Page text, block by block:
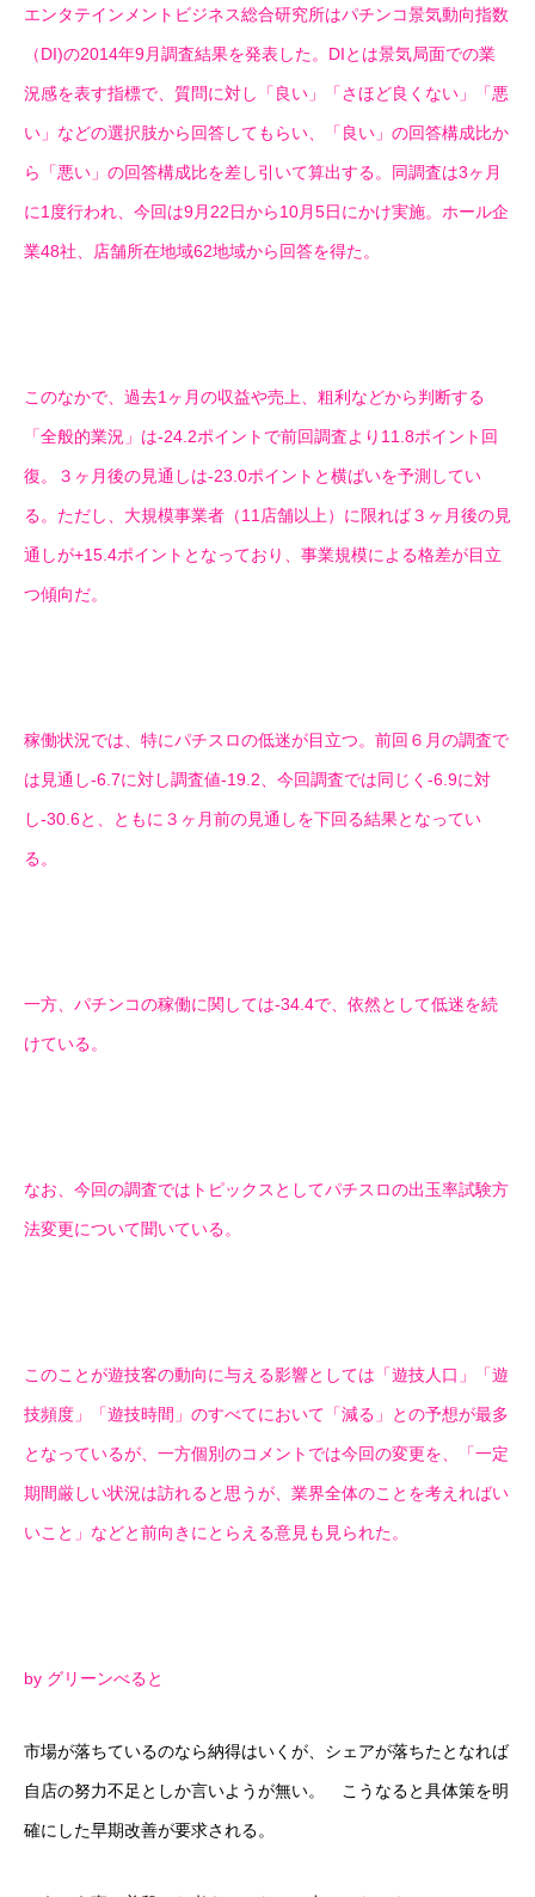
エンタテインメントビジネス総合研究所はパチンコ景気動向指数
（DI)の2014年9月調査結果を発表した。DIとは景気局面での業
況感を表す指標で、質問に対し「良い」「さほど良くない」「悪
い」などの選択肢から回答してもらい、「良い」の回答構成比か
ら「悪い」の回答構成比を差し引いて算出する。同調査は3ヶ月
に1度行われ、今回は9月22日から10月5日にかけ実施。ホール企
業48社、店舗所在地域62地域から回答を得た。
このなかで、過去1ヶ月の収益や売上、粗利などから判断する
「全般的業況」は-24.2ポイントで前回調査より11.8ポイント回
復。３ヶ月後の見通しは-23.0ポイントと横ばいを予測してい
る。ただし、大規模事業者（11店舗以上）に限れば３ヶ月後の見
通しが+15.4ポイントとなっており、事業規模による格差が目立
つ傾向だ。
稼働状況では、特にパチスロの低迷が目立つ。前回６月の調査で
は見通し-6.7に対し調査値-19.2、今回調査では同じく-6.9に対
し-30.6と、ともに３ヶ月前の見通しを下回る結果となってい
る。
一方、パチンコの稼働に関しては-34.4で、依然として低迷を続
けている。
なお、今回の調査ではトピックスとしてパチスロの出玉率試験方
法変更について聞いている。
このことが遊技客の動向に与える影響としては「遊技人口」「遊
技頻度」「遊技時間」のすべてにおいて「減る」との予想が最多
となっているが、一方個別のコメントでは今回の変更を、「一定
期間厳しい状況は訪れると思うが、業界全体のことを考えればい
いこと」などと前向きにとらえる意見も見られた。
by グリーンべると
市場が落ちているのなら納得はいくが、シェアが落ちたとなれば
自店の努力不足としか言いようが無い。 こうなると具体策を明
確にした早期改善が要求される。